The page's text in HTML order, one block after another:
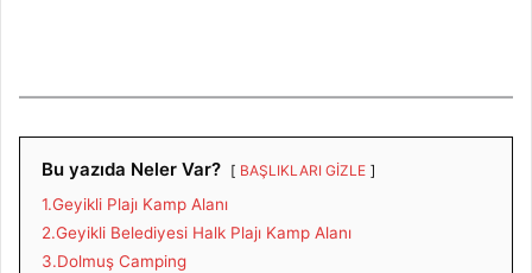
Bu yazıda Neler Var? BAŞLIKLARI GİZLE
1.Geyikli Plajı Kamp Alanı
2.Geyikli Belediyesi Halk Plajı Kamp Alanı
3.Dolmuş Camping